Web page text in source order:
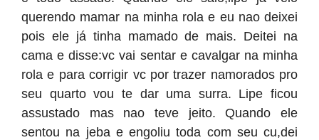
querendo mamar na minha rola e eu nao deixei
pois ele já tinha mamado de mais. Deitei na
cama e disse:vc vai sentar e cavalgar na minha
rola e para corrigir vc por trazer namorados pro
seu quarto vou te dar uma surra. Lipe ficou
assustado mas nao teve jeito. Quando ele
sentou na jeba e engoliu toda com seu cu,dei